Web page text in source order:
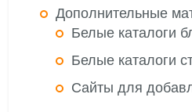
Дополнительные
Белые каталоги
Белые каталоги
Сайты для